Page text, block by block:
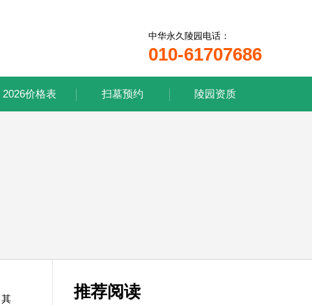
中华永久陵园电话：
010-61707686
2026价格表 扫墓预约 陵园资质
推荐阅读